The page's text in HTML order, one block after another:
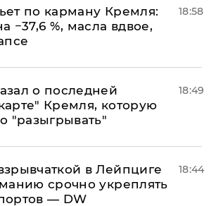
по карману Кремля:
−37,6 %, масла вдвое,
18:58
о последней
Кремля, которую
"разыгрывать"
18:49
в Лейпциге
срочно укреплять
— DW
18:44